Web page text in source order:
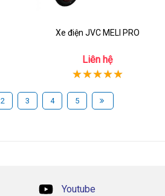
Xe điện JVC MELI PRO
Liên hệ
2 3 4 5
Youtube